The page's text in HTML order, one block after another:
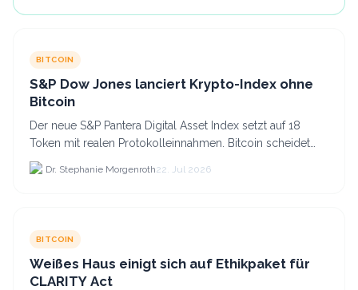
BITCOIN
S&P Dow Jones lanciert Krypto-Index ohne
Bitcoin
Der neue S&P Pantera Digital Asset Index setzt auf 18
Token mit realen Protokolleinnahmen. Bitcoin scheidet
aufgrund fehlender Erträge für Halter aus dem.
Dr. Stephanie Morgenroth22. Jul 2026
BITCOIN
Weißes Haus einigt sich auf Ethikpaket für
CLARITY Act